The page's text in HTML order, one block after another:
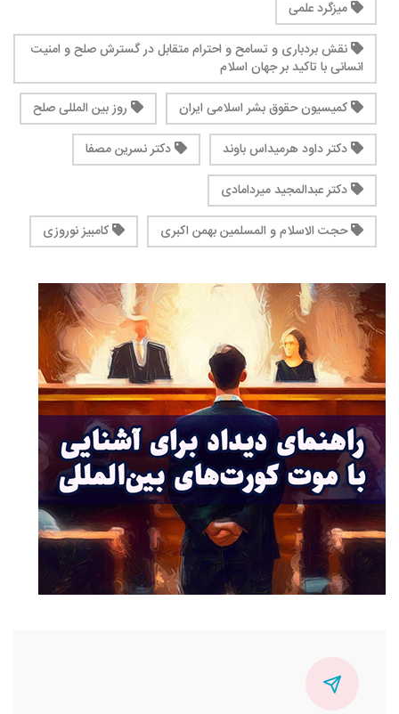
میزگرد علمی
نقش بردباری و تسامح و احترام متقابل در گسترش صلح و امنیت
انسانی با تاکید بر جهان اسلام
کمیسیون حقوق بشر اسلامی ایران
روز بین المللی صلح
دکتر داود هرمیداس باوند
دکتر نسرین مصفا
دکتر عبدالمجید میردامادی
حجت الاسلام و المسلمین بهمن اکبری
کامبیز نوروزی